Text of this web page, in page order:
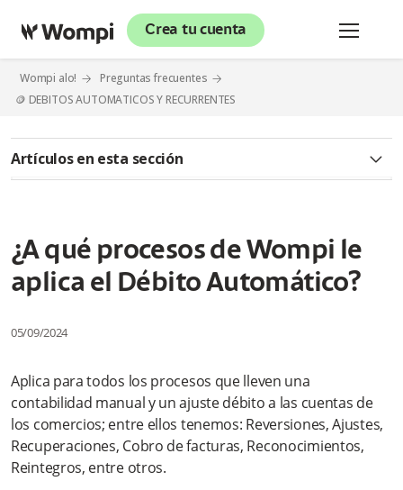
Crea tu cuenta
Wompi alo!
Preguntas frecuentes
🪙 DEBITOS AUTOMATICOS Y RECURRENTES
Artículos en esta sección
¿Cómo puedo solicitar la inactivación del Servicio de Pagos a
Terceros?
¿Por qué otros motivos me pueden cancelar definitivamente
¿A qué procesos de Wompi le aplica el Débito Automático?
¿Cómo visualizo un ajuste por Débito Automático en mi
cuenta?
¿A qué procesos de Wompi le
aplica el Débito Automático?
05/09/2024
Aplica para todos los procesos que lleven una
contabilidad manual y un ajuste débito a las cuentas de
los comercios; entre ellos tenemos: Reversiones, Ajustes,
Recuperaciones, Cobro de facturas, Reconocimientos,
Reintegros, entre otros.